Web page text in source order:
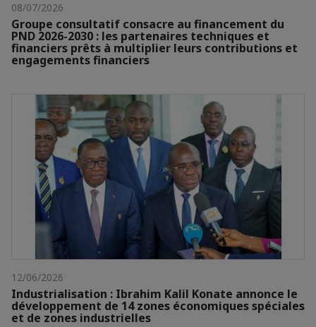
08/07/2026
Groupe consultatif consacre au financement du
PND 2026-2030 : les partenaires techniques et
financiers prêts à multiplier leurs contributions et
engagements financiers
12/06/2026
Industrialisation : Ibrahim Kalil Konate annonce le
développement de 14 zones économiques spéciales
et de zones industrielles